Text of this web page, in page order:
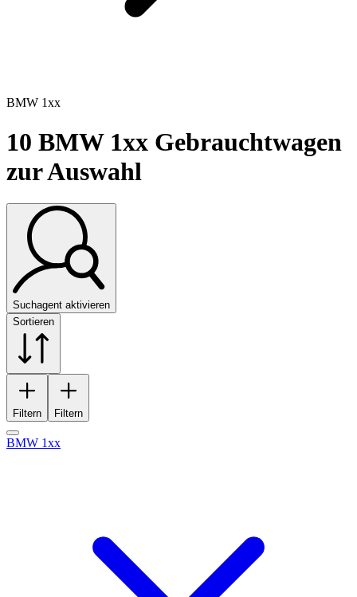
BMW 1xx
10 BMW 1xx Gebrauchtwagen
zur Auswahl
Suchagent aktivieren
Sortieren
Filtern Filtern
BMW 1xx